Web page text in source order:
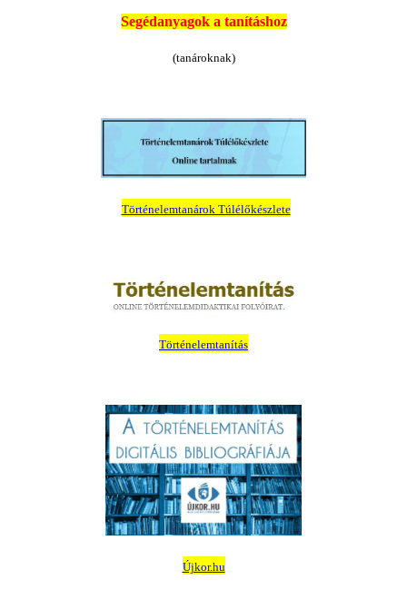
Segédanyagok a tanításhoz
(tanároknak)
Történelemtanárok Túlélőkészlete
Történelemtanítás
Újkor.hu